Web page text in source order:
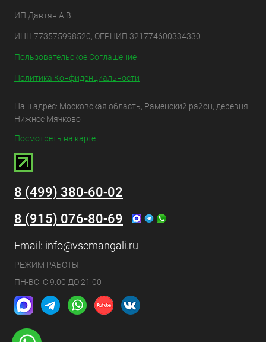
ИП Давтян А.В.
ИНН 773575998520, ОГРНИП 321774600334330
Пользовательское Соглашение
Политика Конфиденциальности
Наш адрес: Московская область, Раменский район, деревня
Нижнее Мячково
Посмотреть на карте
8 (499) 380-60-02
8 (915) 076-80-69
Email: info@vsemangali.ru
РЕЖИМ РАБОТЫ:
ПН-ВС: С 9:00 ДО 21:00